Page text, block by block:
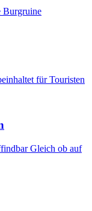
Burgruine
für Touristen
Gleich ob auf